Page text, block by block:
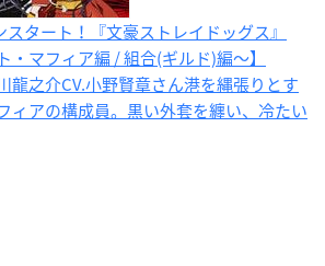
タート！『文豪ストレイドッグス』
・マフィア編 / 組合(ギルド)編〜】
龍之介CV.小野賢章さん港を縄張りとす
ィアの構成員。黒い外套を纏い、冷たい